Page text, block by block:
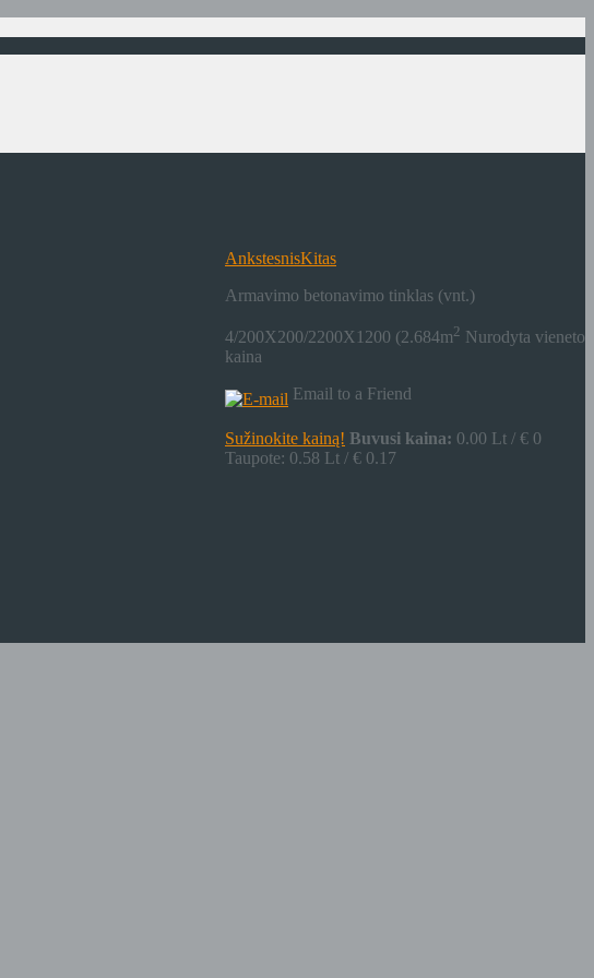
AnkstesnisKitas
Armavimo betonavimo tinklas (vnt.)
4/200X200/2200X1200 (2.684m2 Nurodyta vieneto
kaina
Email to a Friend
Sužinokite kainą! Buvusi kaina: 0.00 Lt / € 0
Taupote: 0.58 Lt / € 0.17